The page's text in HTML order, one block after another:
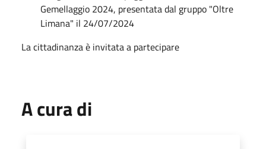
Gemellaggio 2024, presentata dal gruppo "Oltre
Limana" il 24/07/2024
La cittadinanza è invitata a partecipare
A cura di